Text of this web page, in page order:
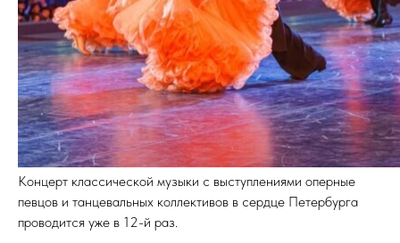
Концерт классической музыки с выступлениями оперные
певцов и танцевальных коллективов в сердце Петербурга
проводится уже в 12-й раз.